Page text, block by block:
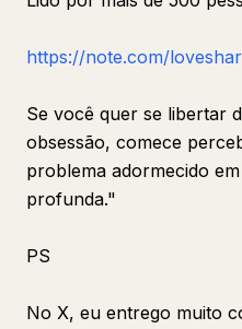
https://note.com/
Se você quer se libertar
obsessão, comece
problema adormecido
profunda."
PS
No X, eu entrego muito